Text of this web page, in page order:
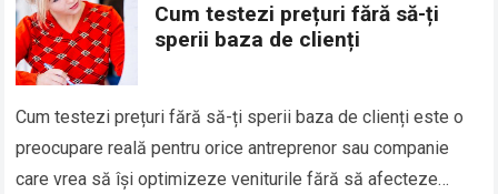
Cum testezi prețuri fără să-ți
sperii baza de clienți
Cum testezi prețuri fără să-ți sperii baza de clienți este o
preocupare reală pentru orice antreprenor sau companie
care vrea să își optimizeze veniturile fără să afecteze